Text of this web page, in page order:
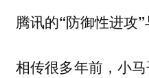
腾讯的“防御性进攻”
相传很多年前，小